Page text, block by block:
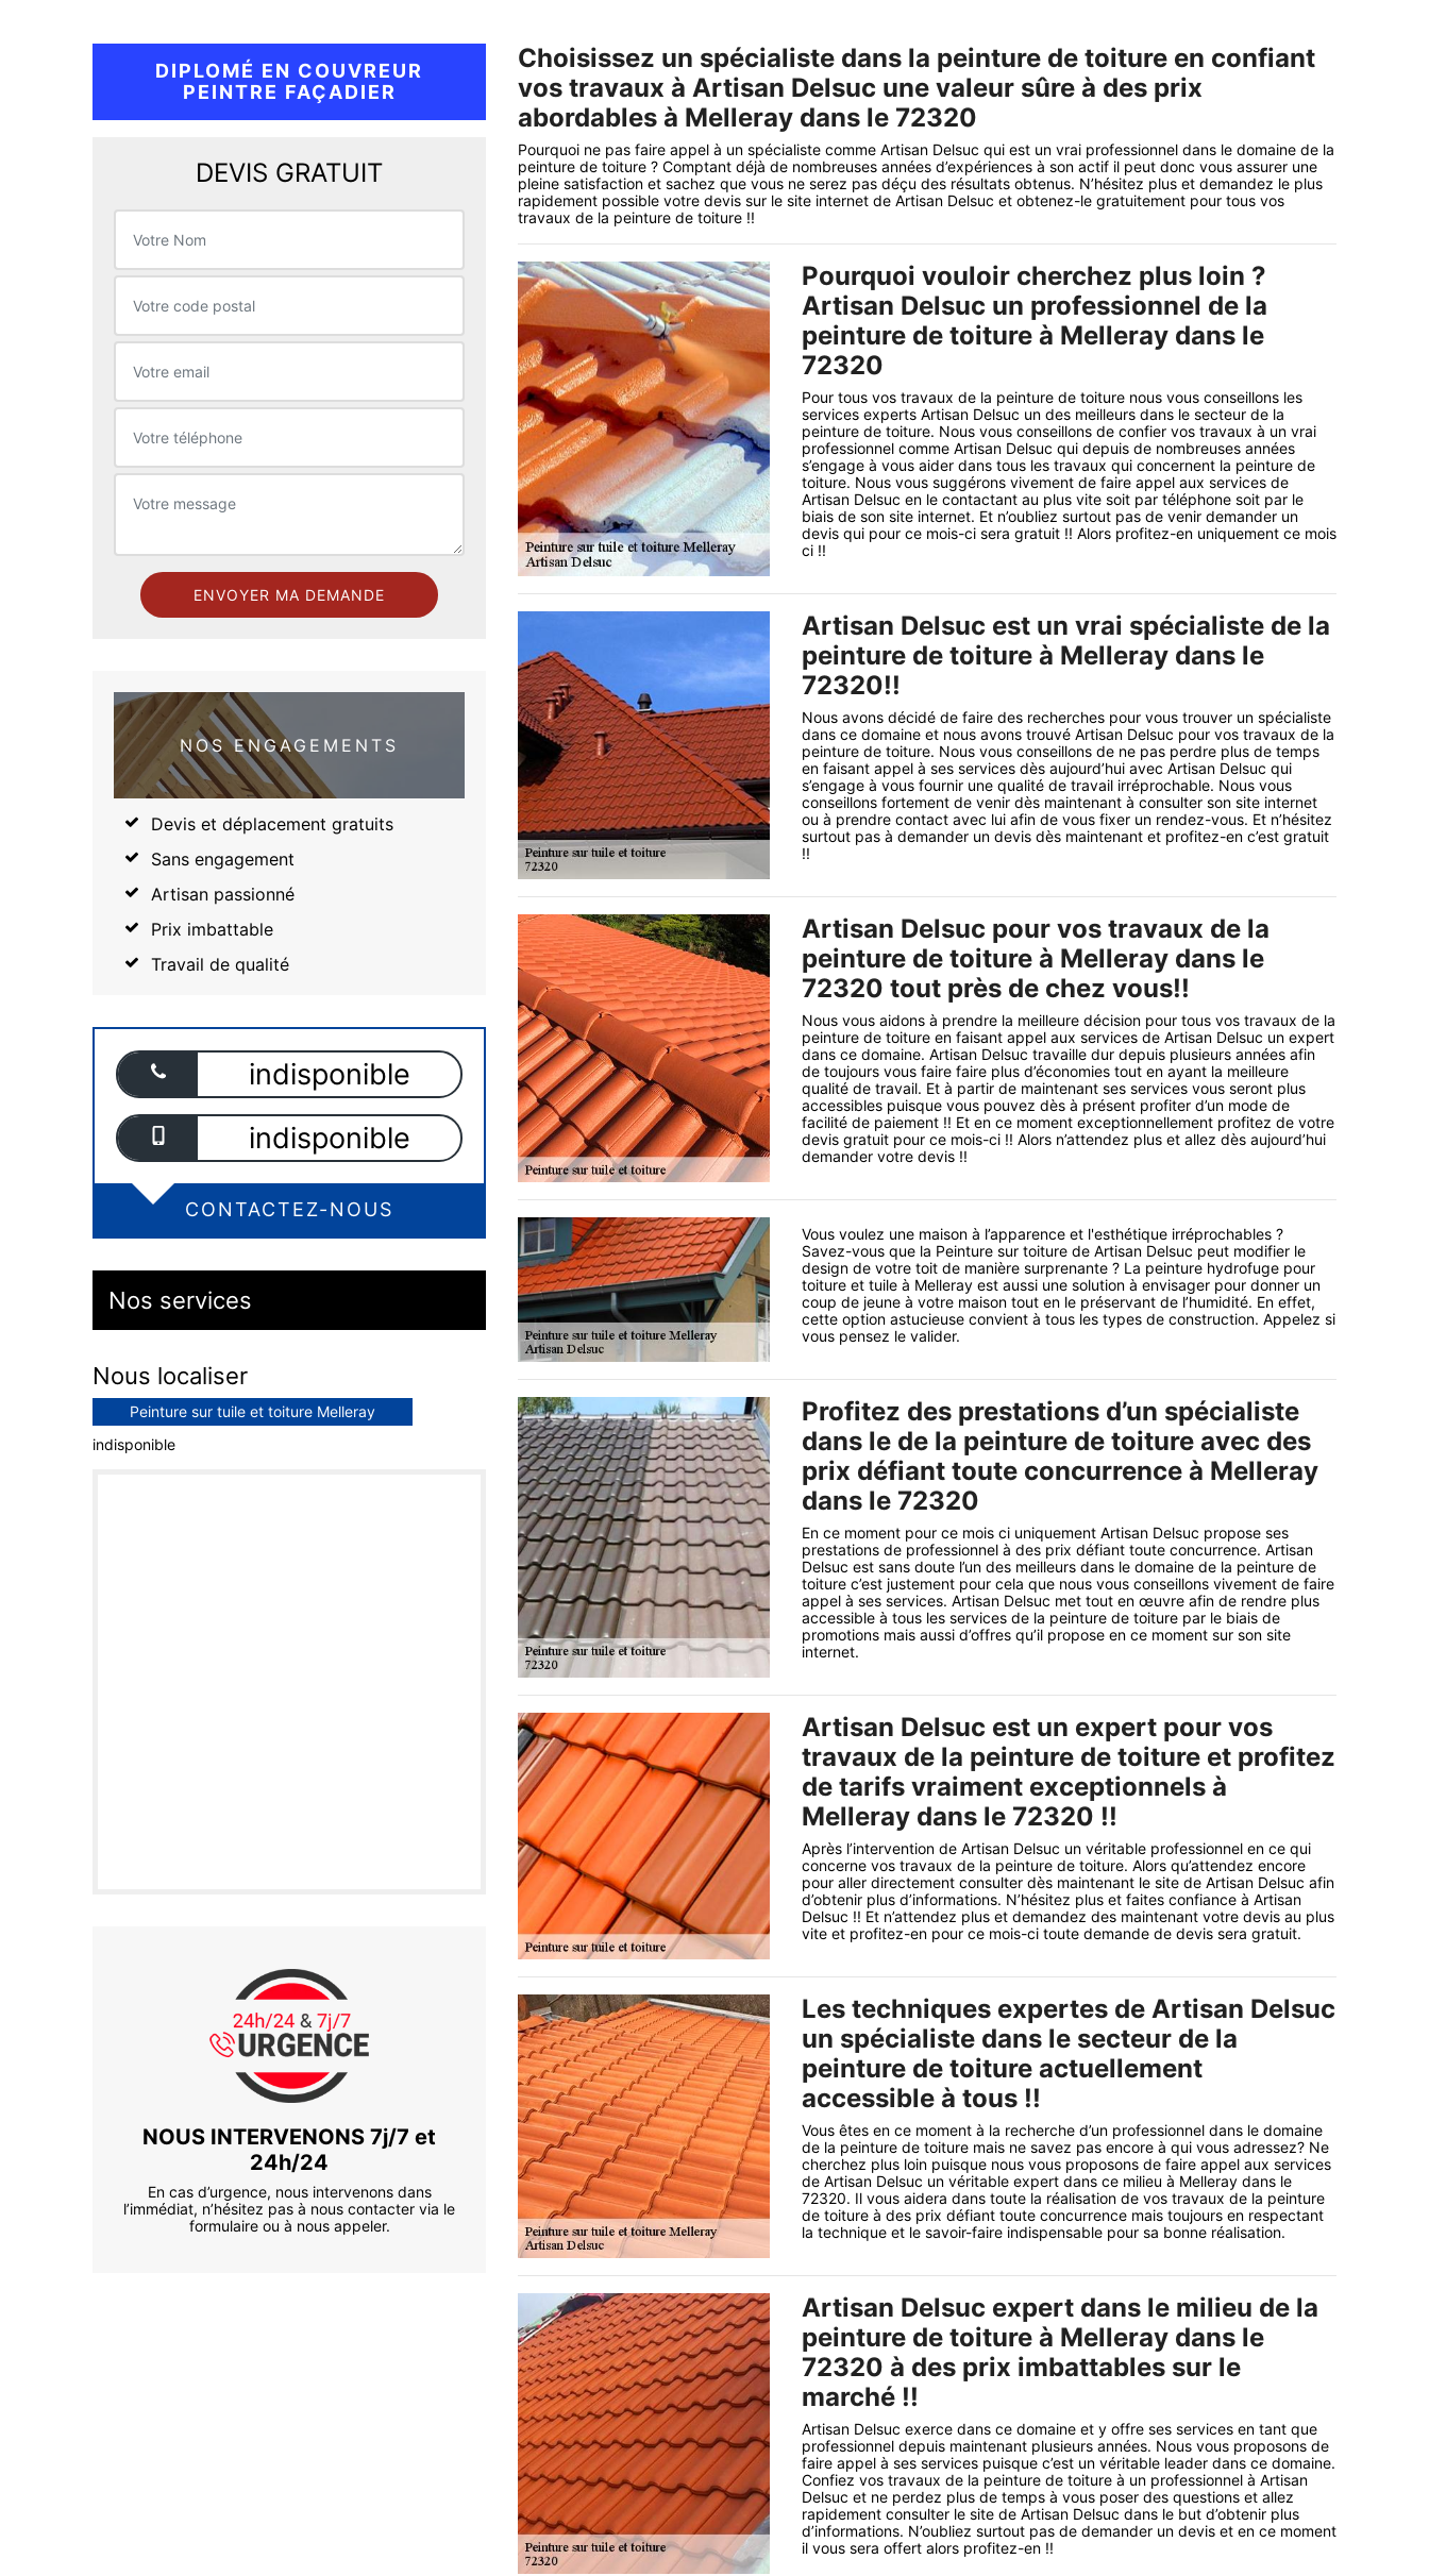
DIPLOMÉ EN COUVREUR
PEINTRE FAÇADIER
DEVIS GRATUIT
NOS ENGAGEMENTS
Devis et déplacement gratuits
Sans engagement
Artisan passionné
Prix imbattable
Travail de qualité
indisponible
indisponible
CONTACTEZ-NOUS
Nos services
Nous localiser
Peinture sur tuile et toiture Melleray
indisponible
NOUS INTERVENONS 7j/7 et
24h/24
En cas d’urgence, nous intervenons dans
l’immédiat, n’hésitez pas à nous contacter via le
formulaire ou à nous appeler.
Choisissez un spécialiste dans la peinture de toiture en confiant
vos travaux à Artisan Delsuc une valeur sûre à des prix
abordables à Melleray dans le 72320
Pourquoi ne pas faire appel à un spécialiste comme Artisan Delsuc qui est un vrai professionnel dans le domaine de la
peinture de toiture ? Comptant déjà de nombreuses années d’expériences à son actif il peut donc vous assurer une
pleine satisfaction et sachez que vous ne serez pas déçu des résultats obtenus. N’hésitez plus et demandez le plus
rapidement possible votre devis sur le site internet de Artisan Delsuc et obtenez-le gratuitement pour tous vos
travaux de la peinture de toiture !!
Pourquoi vouloir cherchez plus loin ?
Artisan Delsuc un professionnel de la
peinture de toiture à Melleray dans le
72320
Pour tous vos travaux de la peinture de toiture nous vous conseillons les
services experts Artisan Delsuc un des meilleurs dans le secteur de la
peinture de toiture. Nous vous conseillons de confier vos travaux à un vrai
professionnel comme Artisan Delsuc qui depuis de nombreuses années
s’engage à vous aider dans tous les travaux qui concernent la peinture de
toiture. Nous vous suggérons vivement de faire appel aux services de
Artisan Delsuc en le contactant au plus vite soit par téléphone soit par le
biais de son site internet. Et n’oubliez surtout pas de venir demander un
devis qui pour ce mois-ci sera gratuit !! Alors profitez-en uniquement ce mois
ci !!
Artisan Delsuc est un vrai spécialiste de la
peinture de toiture à Melleray dans le
72320!!
Nous avons décidé de faire des recherches pour vous trouver un spécialiste
dans ce domaine et nous avons trouvé Artisan Delsuc pour vos travaux de la
peinture de toiture. Nous vous conseillons de ne pas perdre plus de temps
en faisant appel à ses services dès aujourd’hui avec Artisan Delsuc qui
s’engage à vous fournir une qualité de travail irréprochable. Nous vous
conseillons fortement de venir dès maintenant à consulter son site internet
ou à prendre contact avec lui afin de vous fixer un rendez-vous. Et n’hésitez
surtout pas à demander un devis dès maintenant et profitez-en c’est gratuit
!!
Artisan Delsuc pour vos travaux de la
peinture de toiture à Melleray dans le
72320 tout près de chez vous!!
Nous vous aidons à prendre la meilleure décision pour tous vos travaux de la
peinture de toiture en faisant appel aux services de Artisan Delsuc un expert
dans ce domaine. Artisan Delsuc travaille dur depuis plusieurs années afin
de toujours vous faire faire plus d’économies tout en ayant la meilleure
qualité de travail. Et à partir de maintenant ses services vous seront plus
accessibles puisque vous pouvez dès à présent profiter d’un mode de
facilité de paiement !! Et en ce moment exceptionnellement profitez de votre
devis gratuit pour ce mois-ci !! Alors n’attendez plus et allez dès aujourd’hui
demander votre devis !!
Vous voulez une maison à l’apparence et l'esthétique irréprochables ?
Savez-vous que la Peinture sur toiture de Artisan Delsuc peut modifier le
design de votre toit de manière surprenante ? La peinture hydrofuge pour
toiture et tuile à Melleray est aussi une solution à envisager pour donner un
coup de jeune à votre maison tout en le préservant de l’humidité. En effet,
cette option astucieuse convient à tous les types de construction. Appelez si
vous pensez le valider.
Profitez des prestations d’un spécialiste
dans le de la peinture de toiture avec des
prix défiant toute concurrence à Melleray
dans le 72320
En ce moment pour ce mois ci uniquement Artisan Delsuc propose ses
prestations de professionnel à des prix défiant toute concurrence. Artisan
Delsuc est sans doute l’un des meilleurs dans le domaine de la peinture de
toiture c’est justement pour cela que nous vous conseillons vivement de faire
appel à ses services. Artisan Delsuc met tout en œuvre afin de rendre plus
accessible à tous les services de la peinture de toiture par le biais de
promotions mais aussi d’offres qu’il propose en ce moment sur son site
internet.
Artisan Delsuc est un expert pour vos
travaux de la peinture de toiture et profitez
de tarifs vraiment exceptionnels à
Melleray dans le 72320 !!
Après l’intervention de Artisan Delsuc un véritable professionnel en ce qui
concerne vos travaux de la peinture de toiture. Alors qu’attendez encore
pour aller directement consulter dès maintenant le site de Artisan Delsuc afin
d’obtenir plus d’informations. N’hésitez plus et faites confiance à Artisan
Delsuc !! Et n’attendez plus et demandez des maintenant votre devis au plus
vite et profitez-en pour ce mois-ci toute demande de devis sera gratuit.
Les techniques expertes de Artisan Delsuc
un spécialiste dans le secteur de la
peinture de toiture actuellement
accessible à tous !!
Vous êtes en ce moment à la recherche d’un professionnel dans le domaine
de la peinture de toiture mais ne savez pas encore à qui vous adressez? Ne
cherchez plus loin puisque nous vous proposons de faire appel aux services
de Artisan Delsuc un véritable expert dans ce milieu à Melleray dans le
72320. Il vous aidera dans toute la réalisation de vos travaux de la peinture
de toiture à des prix défiant toute concurrence mais toujours en respectant
la technique et le savoir-faire indispensable pour sa bonne réalisation.
Artisan Delsuc expert dans le milieu de la
peinture de toiture à Melleray dans le
72320 à des prix imbattables sur le
marché !!
Artisan Delsuc exerce dans ce domaine et y offre ses services en tant que
professionnel depuis maintenant plusieurs années. Nous vous proposons de
faire appel à ses services puisque c’est un véritable leader dans ce domaine.
Confiez vos travaux de la peinture de toiture à un professionnel à Artisan
Delsuc et ne perdez plus de temps à vous poser des questions et allez
rapidement consulter le site de Artisan Delsuc dans le but d’obtenir plus
d’informations. N’oubliez surtout pas de demander un devis et en ce moment
il vous sera offert alors profitez-en !!